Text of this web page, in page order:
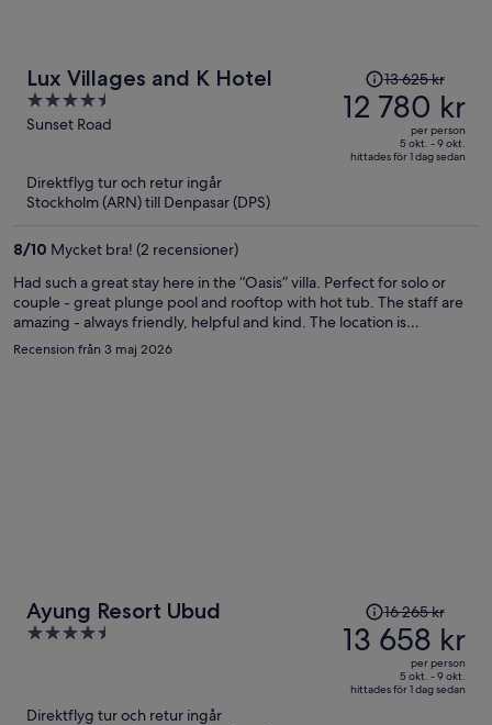
Lux Villages and K Hotel
4.5
out
Sunset Road
Priset
var
13 625 kr
är
13 625 kr
12 780 kr
per person
5 okt. - 9 okt.
hittades för 1 dag sedan
Direktflyg tur och retur ingår
Stockholm (ARN) till Denpasar (DPS)
8/10 Mycket bra! (2 recensioner)
Had such a great stay here in the “Oasis” villa. Perfect for solo or
couple - great plunge pool and rooftop with hot tub. The staff are
amazing - always friendly, helpful and kind. The location is
wonderful - close to great restaurants, shopping and the beach.
The property is building some extra villas so there will be various
Recension från 3 maj 2026
Ayung Resort Ubud
4.5
Priset
var
16 265 kr
är
16 265 kr
13 658 kr
per person
5 okt. - 9 okt.
hittades för 1 dag sedan
Direktflyg tur och retur ingår